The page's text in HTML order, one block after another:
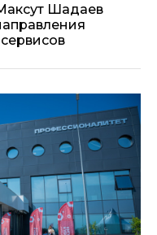
Шадаев